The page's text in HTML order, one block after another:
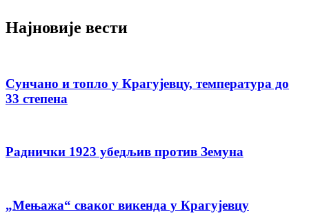
Најновије вести
Сунчано и топло у Крагујевцу, температура до
33 степена
Раднички 1923 убедљив против Земуна
„Мењажа“ сваког викенда у Крагујевцу